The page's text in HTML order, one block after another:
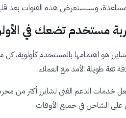
وسنستعرض هذه القنوات بعد
هو اهتمامها بالمستخدم كأولوية،
ثقة طويلة الأمد مع العملاء.
خدمات الدعم الفني لشايزر أكثر من
على الشاحن في جميع الأوقات.